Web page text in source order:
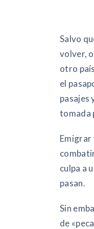
Salvo
volver,
otro
el
pasajes
tomada
Emigrar
culpa a
pasan.
Sin
de